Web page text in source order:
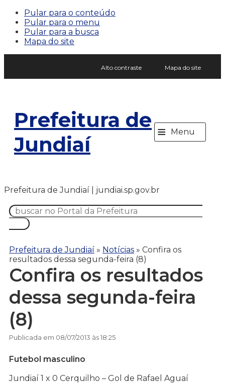
Pular para o conteúdo
Pular para o menu
Pular para a busca
Mapa do site
Alto contraste Mapa do site
Prefeitura de
Jundiaí
≡ Menu
Prefeitura de Jundiaí | jundiai.sp.gov.br
Prefeitura de Jundiaí » Notícias » Confira os
resultados dessa segunda-feira (8)
Confira os resultados
dessa segunda-feira
(8)
Publicada em 08/07/2013 às 18:25
Futebol masculino
Jundiaí 1 x 0 Cerquilho – Gol de Rafael Aguaí